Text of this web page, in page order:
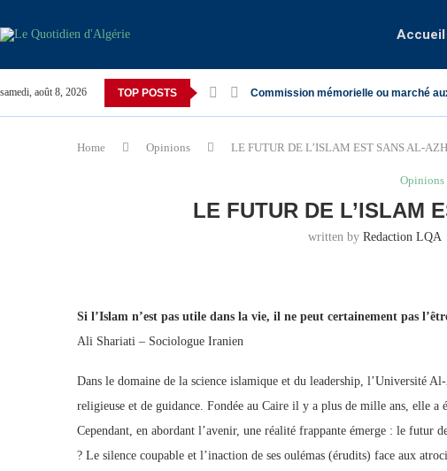
Accueil
samedi, août 8, 2026 TOP POSTS Commission mémorielle ou marché
Home Opinions LE FUTUR DE L’ISLAM EST SANS AL-
Opinions
LE FUTUR DE L’ISLAM
written by Redaction LQA
Si l’Islam n’est pas utile dans la vie, il ne peut certainement pas
Ali Shariati – Sociologue Iranien
Dans le domaine de la science islamique et du leadership, l’Université
religieuse et de guidance. Fondée au Caire il y a plus de mille ans, elle a
Cependant, en abordant l’avenir, une réalité frappante émerge : le futur
? Le silence coupable et l’inaction de ses oulémas (érudits) face aux